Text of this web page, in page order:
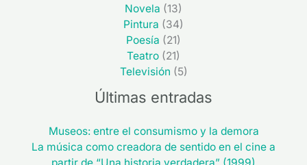
Novela (13)
Pintura (34)
Poesía (21)
Teatro (21)
Televisión (5)
Últimas entradas
Museos: entre el consumismo y la demora
La música como creadora de sentido en el cine a